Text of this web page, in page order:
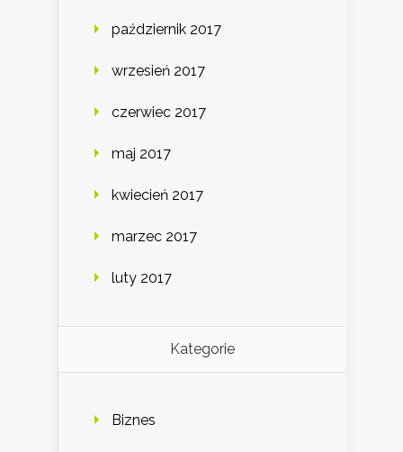
październik 2017
wrzesień 2017
czerwiec 2017
maj 2017
kwiecień 2017
marzec 2017
luty 2017
Kategorie
Biznes